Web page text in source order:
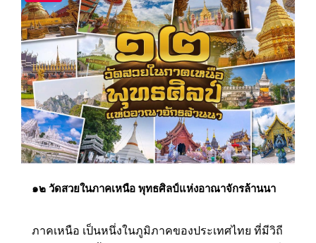
๑๒ วัดสวยในภาคเหนือ พุทธศิลป์แห่งอาณาจักรล้านนา
ภาคเหนือ เป็นหนึ่งในภูมิภาคของประเทศไทย ที่มีวิถี